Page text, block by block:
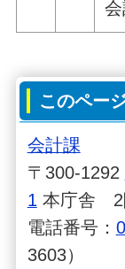
会
このペー
会計課
〒300-1292
1 本庁舎 2
電話番号：
3603）